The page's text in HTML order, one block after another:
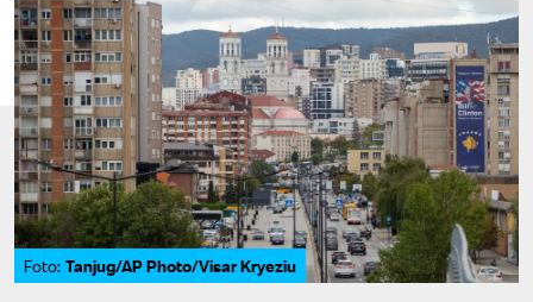
Foto: Tanjug/AP Photo/Visar Kryeziu